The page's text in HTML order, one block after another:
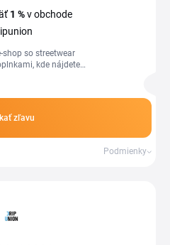
plánovali minúť.
1 %v obchode
shop so streetwear
kde nájdete
zľavu
Podmienky